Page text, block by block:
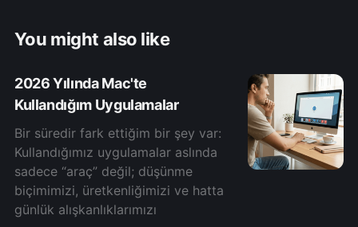
You might also like
2026 Yılında Mac'te
Kullandığım Uygulamalar
Bir süredir fark ettiğim bir şey var:
Kullandığımız uygulamalar aslında
sadece “araç” değil; düşünme
biçimimizi, üretkenliğimizi ve hatta
günlük alışkanlıklarımızı